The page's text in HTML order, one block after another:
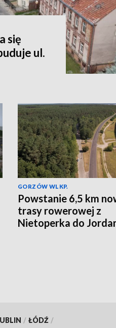
się
ul.
GORZÓW WLKP.
Powstanie 6,5 km
trasy rowerowej z
Nietoperka do
/ ŁÓDŹ /